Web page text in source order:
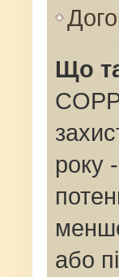
Що
року
або